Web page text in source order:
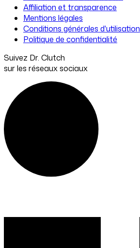
Affiliation et transparence
Mentions légales
Conditions générales d'utilisation
Politique de confidentialité
Suivez Dr. Clutch
sur les réseaux sociaux